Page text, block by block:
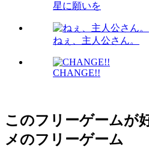
星に願いを
ねぇ、主人公さん。
CHANGE!!
このフリーゲームが
メのフリーゲーム